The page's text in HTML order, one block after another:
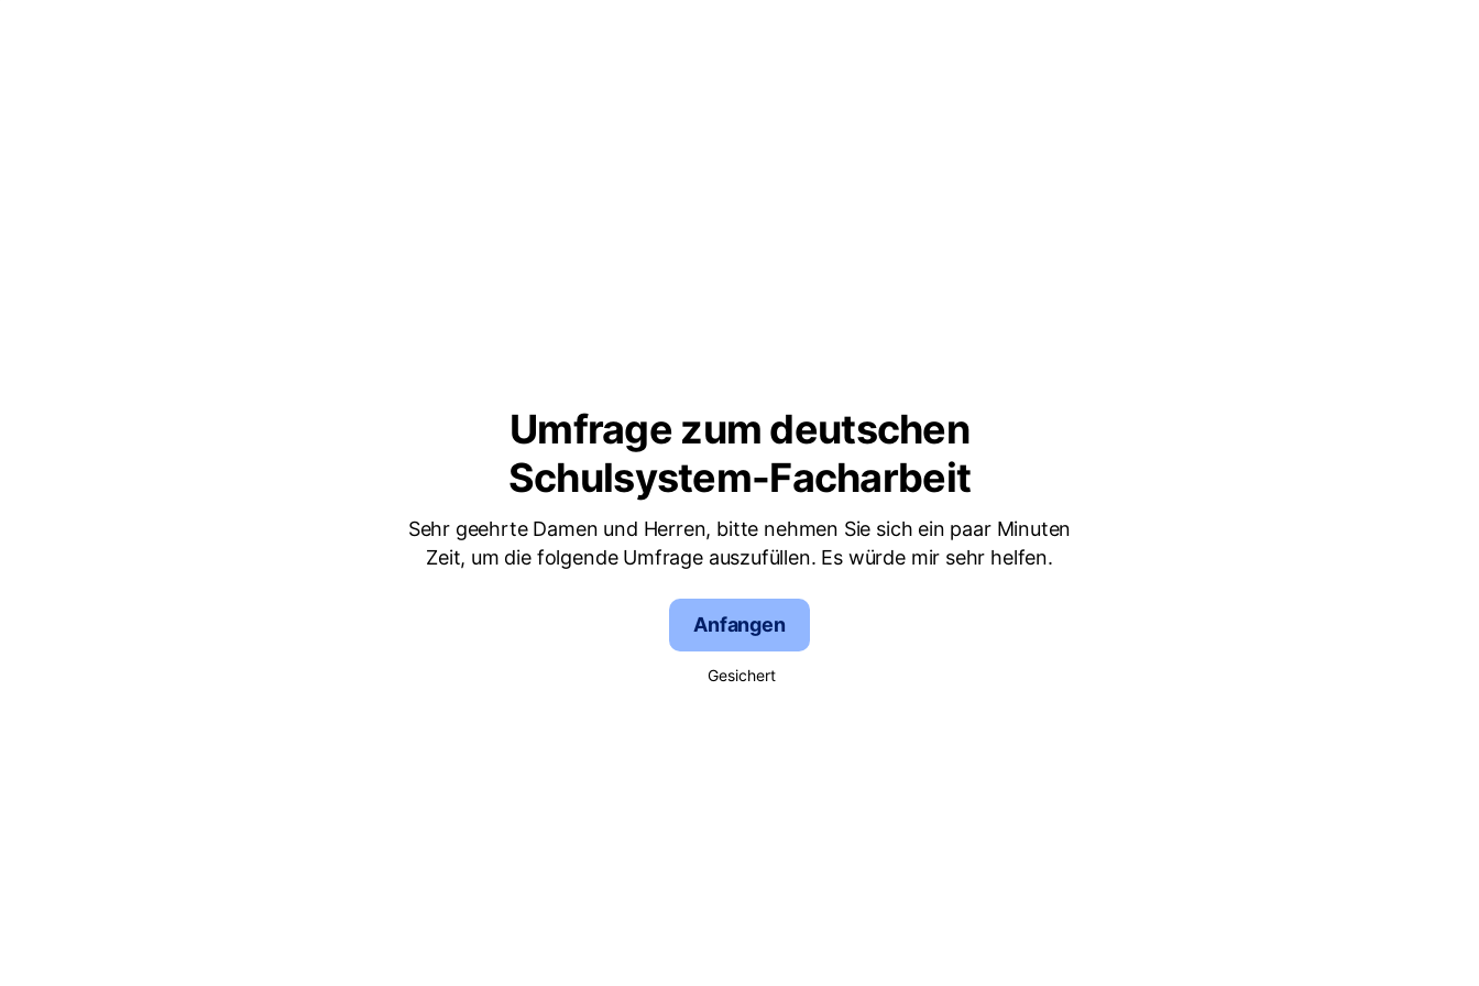
Umfrage zum deutschen
Schulsystem-Facharbeit
Sehr geehrte Damen und Herren, bitte nehmen Sie sich ein paar Minuten
Zeit, um die folgende Umfrage auszufüllen. Es würde mir sehr helfen.
Anfangen
Gesichert